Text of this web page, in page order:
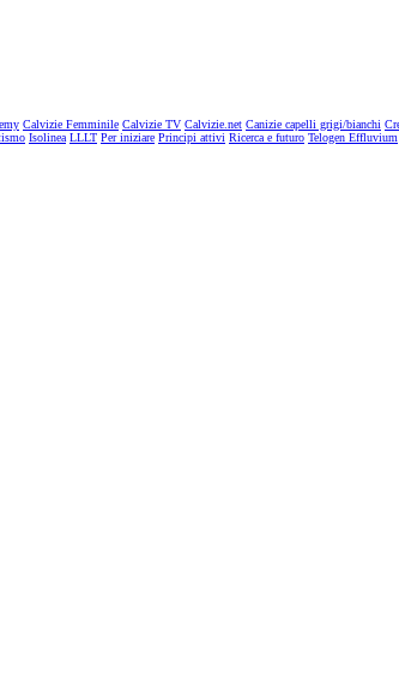
Calvizie Femminile Calvizie TV Calvizie.net Canizie capelli grigi/bianchi
Isolinea LLLT Per iniziare Principi attivi Ricerca e futuro Telogen Effluvium